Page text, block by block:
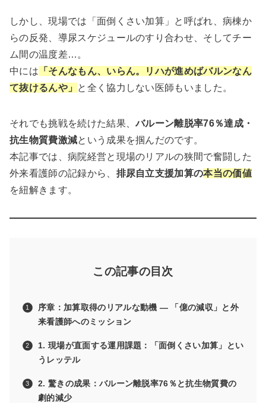
しかし、現場では「面倒くさい加算」と呼ばれ、病棟か
らの反発、導尿スケジュールのすり合わせ、そしてチー
ム間の温度差…。
中には 「そんなもん、いらん。リハが進めばバルンなん
て抜けるんや」
と全く協力しない医師もいました。
それでも挑戦を続けた結果、バルーン離脱率76％達成・
抗生物質費激減という成果を掴んだのです。
本記事では、病院経営と現場のリアルの狭間で奮闘した
外来看護師の記録から、 排尿自立支援加算の本当の価値
を紐解きます。
この記事の目次
序章：加算取得のリアルな動機 — 「億の減収」と外
来看護師へのミッション
1. 現場が直面する運用課題：「面倒くさい加算」とい
うレッテル
2. 驚きの成果：バルーン離脱率76％と抗生物質費の
劇的減少